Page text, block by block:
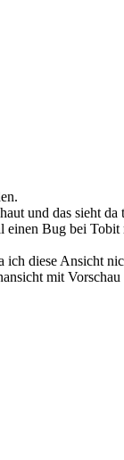
und das sieht
einen Bug bei Tobit
diese Ansicht
mit